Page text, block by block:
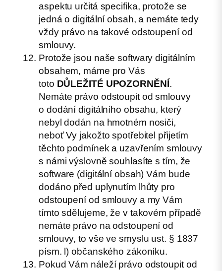
aspektu určitá specifika, protože se
jedná o digitální obsah, a nemáte tedy
vždy právo na takové odstoupení od
smlouvy.
Protože jsou naše softwary digitálním
obsahem, máme pro Vás
toto DŮLEŽITÉ UPOZORNĚNÍ.
Nemáte právo odstoupit od smlouvy
o dodání digitálního obsahu, který
nebyl dodán na hmotném nosiči,
neboť Vy jakožto spotřebitel přijetím
těchto podmínek a uzavřením smlouvy
s námi výslovně souhlasíte s tím, že
software (digitální obsah) Vám bude
dodáno před uplynutím lhůty pro
odstoupení od smlouvy a my Vám
tímto sdělujeme, že v takovém případě
nemáte právo na odstoupení od
smlouvy, to vše ve smyslu ust. § 1837
písm. l) občanského zákoníku.
Pokud Vám náleží právo odstoupit od